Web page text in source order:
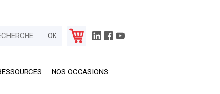
NOS OCCASIONS